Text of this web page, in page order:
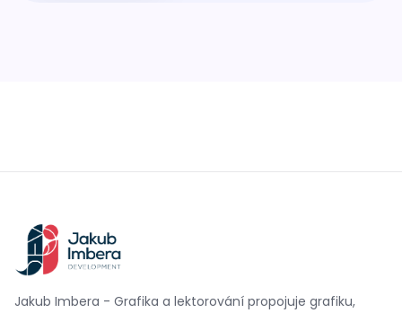
Jakub Imbera - Grafika a lektorování propojuje grafiku,